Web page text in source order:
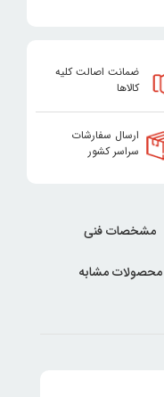
ضمانت اصالت کلیه
کالاها
ارسال سفارشات
سراسر کشور
مشخصات فنی
محصولات مشابه